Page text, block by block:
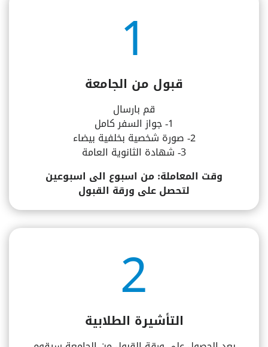
1
قبول من الجامعة
قم بارسال
1- جواز السفر كامل
2- صورة شخصية بخلفية بيضاء
3- شهادة الثانوية العامة
وقت المعاملة: من اسبوع الى اسبوعين
لتحصل على ورقة القبول
2
التأشيرة الطلابية